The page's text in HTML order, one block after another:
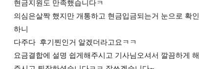
현금지원도 만족했습니다ㅋ
의심은살짝 했지만 개통하고 현금입금되는거 눈으로 확인
하니
다주다 후기찐인거 알겠더라고요ㅋㅋ
요금결합에 설명 쉽게해주시고 기사님오셔서 깔끔하게 해